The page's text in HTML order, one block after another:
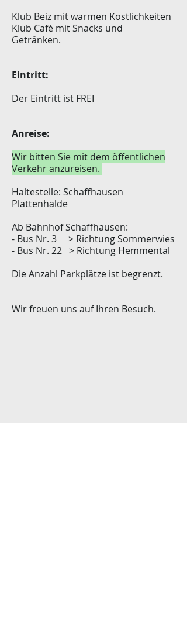
Klub Beiz mit warmen Köstlichkeiten
Klub Café mit Snacks und
Getränken.
Eintritt:
Der Eintritt ist FREI
Anreise:
Wir bitten Sie mit dem öffentlichen
Verkehr anzureisen.
Haltestelle: Schaffhausen
Plattenhalde
Ab Bahnhof Schaffhausen:
- Bus Nr. 3 > Richtung Sommerwies
- Bus Nr. 22 > Richtung Hemmental
Die Anzahl Parkplätze ist begrenzt.
Wir freuen uns auf Ihren Besuch.